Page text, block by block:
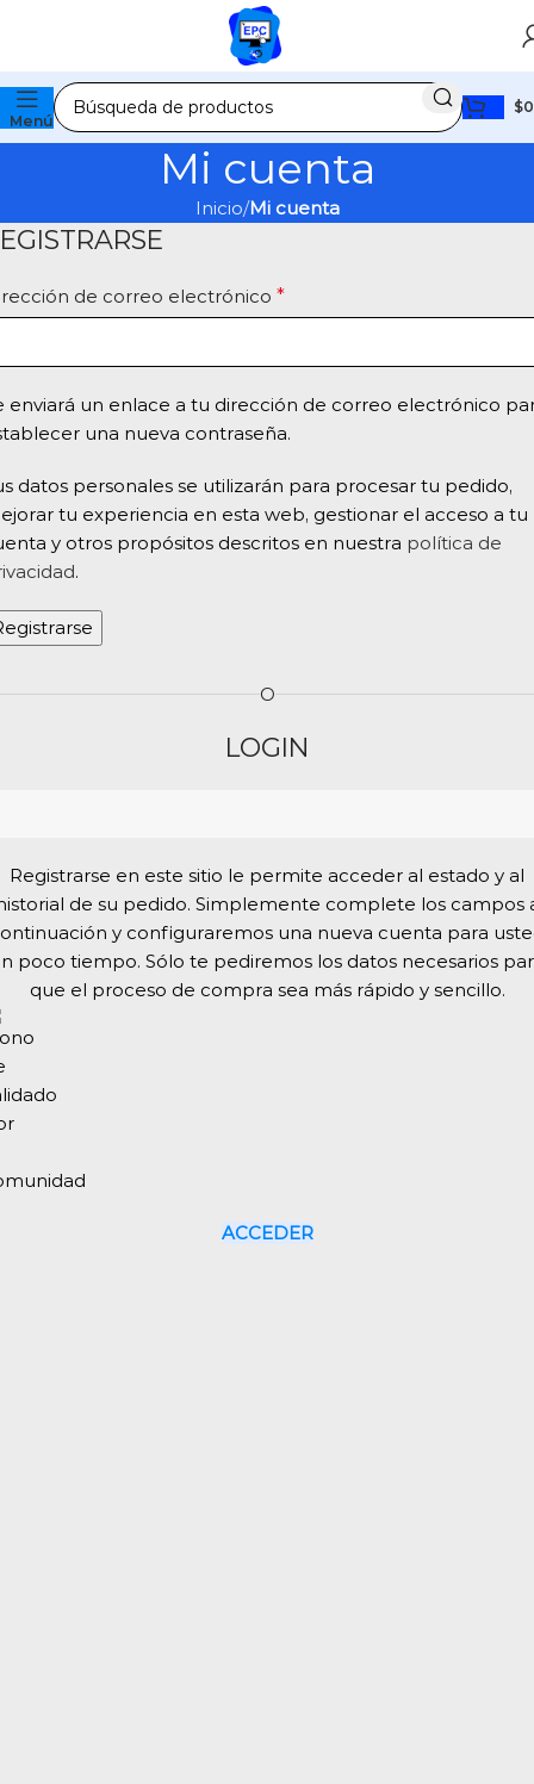
Menú
$0
Mi cuenta
Inicio Mi cuenta
de correo electrónico *
enviará un enlace a tu dirección de correo electrónico
una nueva contraseña.
datos personales se utilizarán para procesar tu pedido,
tu experiencia en esta web, gestionar el acceso a tu
y otros propósitos descritos en nuestra política de
.
O
LOGIN
Registrarse en este sitio le permite acceder al estado y al
de su pedido. Simplemente complete los campos
y configuraremos una nueva cuenta para
poco tiempo. Sólo te pediremos los datos necesarios
que el proceso de compra sea más rápido y sencillo.
ACCEDER